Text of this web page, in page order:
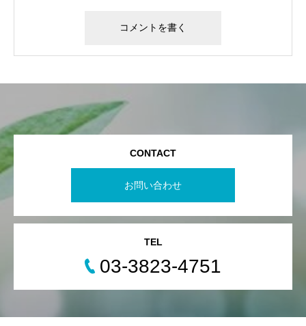
CONTACT
お問い合わせ
TEL
03-3823-4751